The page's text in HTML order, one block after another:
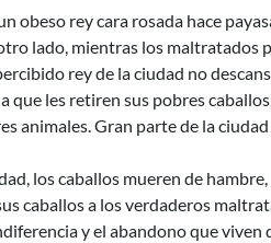
obeso rey cara rosada hace
lado, mientras los maltratados
rey de la ciudad no
que les retiren sus pobres
animales. Gran parte de la
los caballos mueren de
caballos a los verdaderos
y el abandono que